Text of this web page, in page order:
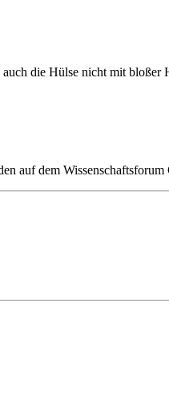
die Hülse nicht mit bloßer
auf dem